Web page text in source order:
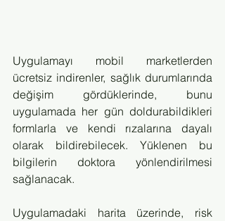
Uygulamayı mobil marketlerden
ücretsiz indirenler, sağlık durumlarında
değişim gördüklerinde, bunu
uygulamada her gün doldurabildikleri
formlarla ve kendi rızalarına dayalı
olarak bildirebilecek. Yüklenen bu
bilgilerin doktora yönlendirilmesi
sağlanacak.
Uygulamadaki harita üzerinde, risk